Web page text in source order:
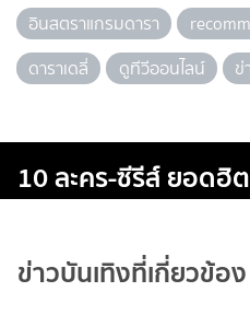
อินสตราแกรมดารา
ดาราเดลี่
ดูทีวีออนไลน์ ข่
10 ละคร-ซีรีส์ ยอดฮิต
ข่าวบันเทิงที่เกี่ยวข้อง